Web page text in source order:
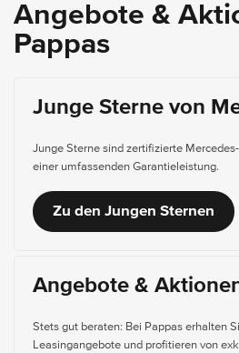
Angebote &
Pappas
Junge Sterne von
Junge Sterne sind zertifizierte
einer umfassenden Garantieleistung.
Zu den Jungen Sternen
Angebote &
Stets gut beraten: Bei Pappas erhalten
Leasingangebote und profitieren von